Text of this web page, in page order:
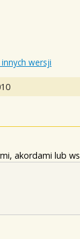
wersji
akordami lub